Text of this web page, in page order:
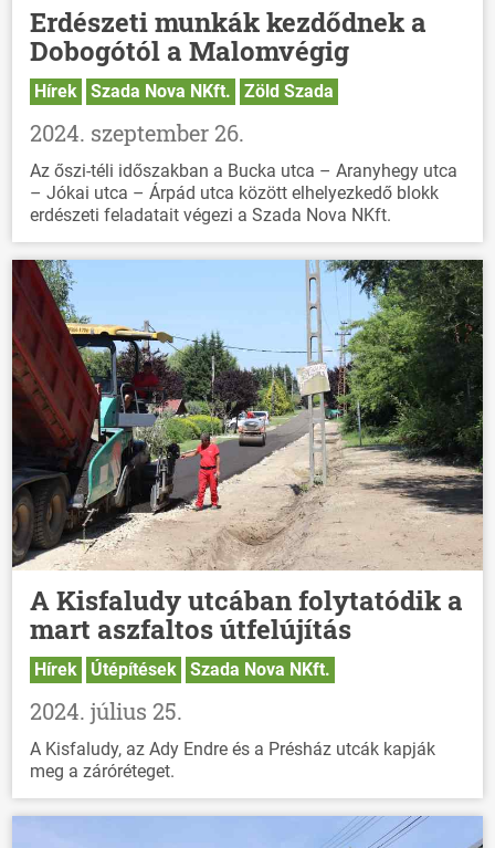
Erdészeti munkák kezdődnek a
Dobogótól a Malomvégig
Hírek Szada Nova NKft. Zöld Szada
2024. szeptember 26.
Az őszi-téli időszakban a Bucka utca – Aranyhegy utca
– Jókai utca – Árpád utca között elhelyezkedő blokk
erdészeti feladatait végezi a Szada Nova NKft.
A Kisfaludy utcában folytatódik a
mart aszfaltos útfelújítás
Hírek Útépítések Szada Nova NKft.
2024. július 25.
A Kisfaludy, az Ady Endre és a Présház utcák kapják
meg a záróréteget.